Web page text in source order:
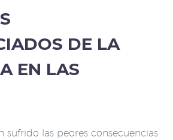
DE LA
EN LAS
sufrido las peores consecuencias